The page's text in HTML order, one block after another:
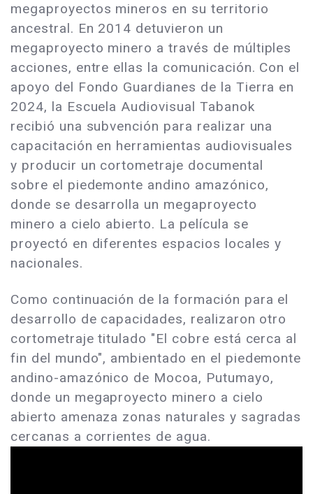
megaproyectos mineros en su territorio
ancestral. En 2014 detuvieron un
megaproyecto minero a través de múltiples
acciones, entre ellas la comunicación. Con el
apoyo del Fondo Guardianes de la Tierra en
2024, la Escuela Audiovisual Tabanok
recibió una subvención para realizar una
capacitación en herramientas audiovisuales
y producir un cortometraje documental
sobre el piedemonte andino amazónico,
donde se desarrolla un megaproyecto
minero a cielo abierto. La película se
proyectó en diferentes espacios locales y
nacionales.
Como continuación de la formación para el
desarrollo de capacidades, realizaron otro
cortometraje titulado "El cobre está cerca al
fin del mundo", ambientado en el piedemonte
andino-amazónico de Mocoa, Putumayo,
donde un megaproyecto minero a cielo
abierto amenaza zonas naturales y sagradas
cercanas a corrientes de agua.